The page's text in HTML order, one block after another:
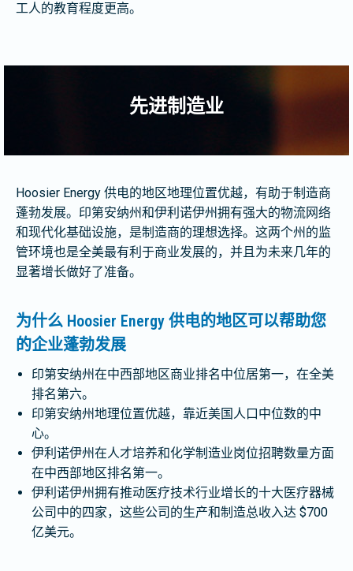
工人的教育程度更高。
先进制造业
Hoosier Energy 供电的地区地理位置优越，有助于制造商
蓬勃发展。印第安纳州和伊利诺伊州拥有强大的物流网络
和现代化基础设施，是制造商的理想选择。这两个州的监
管环境也是全美最有利于商业发展的，并且为未来几年的
显著增长做好了准备。
为什么 Hoosier Energy 供电的地区可以帮助您
的企业蓬勃发展
印第安纳州在中西部地区商业排名中位居第一，在全美
排名第六。
印第安纳州地理位置优越，靠近美国人口中位数的中
心。
伊利诺伊州在人才培养和化学制造业岗位招聘数量方面
在中西部地区排名第一。
伊利诺伊州拥有推动医疗技术行业增长的十大医疗器械
公司中的四家，这些公司的生产和制造总收入达 $700
亿美元。